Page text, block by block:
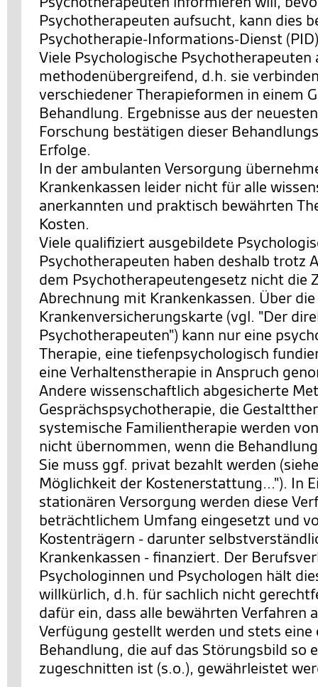
Psychotherapeuten aufsucht, kann dies
Psychotherapie-Informations-Dienst
Viele Psychologische
methodenübergreifend, d.h. sie
verschiedener Therapieformen in einem
Behandlung. Ergebnisse aus der
Forschung bestätigen dieser
Erfolge.
In der ambulanten Versorgung
Krankenkassen leider nicht für alle
anerkannten und praktisch bewährten
Kosten.
Viele qualifiziert ausgebildete
Psychotherapeuten haben deshalb trotz
dem Psychotherapeutengesetz nicht die
Abrechnung mit Krankenkassen. Über die
Krankenversicherungskarte (vgl. "Der
Psychotherapeuten") kann nur eine
Therapie, eine tiefenpsychologisch
eine Verhaltenstherapie in Anspruch
Andere wissenschaftlich abgesicherte
Gesprächspsychotherapie, die
systemische Familientherapie werden
nicht übernommen, wenn die
Sie muss ggf. privat bezahlt werden
Möglichkeit der Kostenerstattung..."). In
stationären Versorgung werden diese
beträchtlichem Umfang eingesetzt und
Kostenträgern - darunter
Krankenkassen - finanziert. Der
Psychologinnen und Psychologen hält
willkürlich, d.h. für sachlich nicht
dafür ein, dass alle bewährten Verfahren
Verfügung gestellt werden und stets eine
Behandlung, die auf das Störungsbild so
zugeschnitten ist (s.o.), gewährleistet